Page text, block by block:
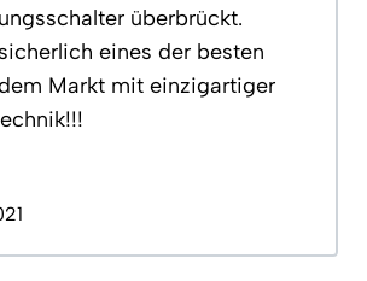
überbrückt.
eines der besten
Markt mit einzigartiger